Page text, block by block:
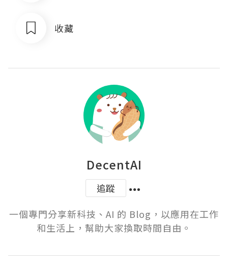
收藏
DecentAI
追蹤
一個專門分享新科技、AI 的 Blog，以應用在工作
和生活上，幫助大家換取時間自由。